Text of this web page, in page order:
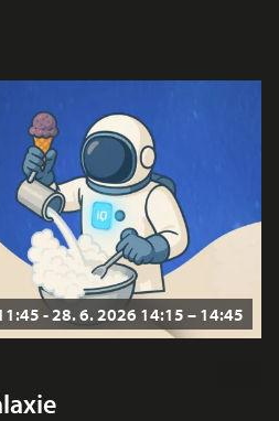
- 28. 6. 2026 14:15 – 14:45